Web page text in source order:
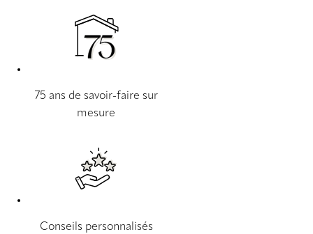
75 ans de savoir-faire sur
mesure
Conseils personnalisés